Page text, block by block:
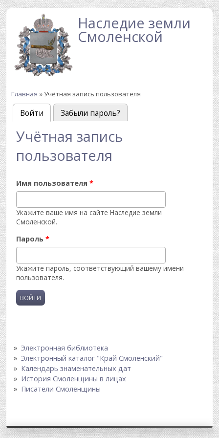
Перейти к основному содержаниюНаследие земли
Смоленской
Вы здесь
Главная » Учётная запись пользователя
Главные вкладки
Войти (активная вкладка)
Забыли пароль?
Учётная запись
пользователя
Имя пользователя*
Укажите ваше имя на сайте Наследие земли
Смоленской.
Пароль*
Укажите пароль, соответствующий вашему имени
пользователя.
Электронная библиотека
Электронный каталог "Край Смоленский"
Календарь знаменательных дат
История Смоленщины в лицах
Писатели Смоленщины